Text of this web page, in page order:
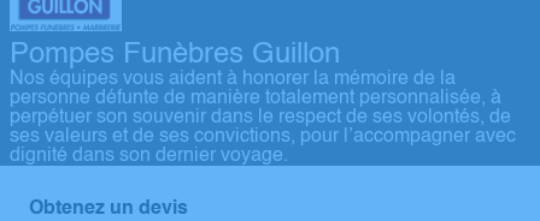
Pompes Funèbres Guillon
Nos équipes vous aident à honorer la mémoire de la
personne défunte de manière totalement personnalisée, à
perpétuer son souvenir dans le respect de ses volontés, de
ses valeurs et de ses convictions, pour l’accompagner avec
dignité dans son dernier voyage.
Obtenez un devis